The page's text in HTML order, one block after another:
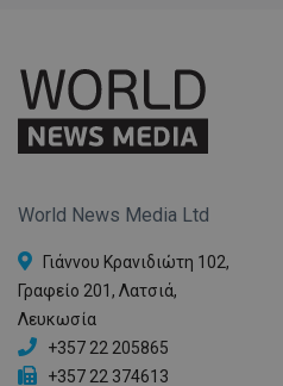
World News Media Ltd
Γιάννου Κρανιδιώτη 102,
Γραφείο 201, Λατσιά,
Λευκωσία
+357 22 205865
+357 22 374613